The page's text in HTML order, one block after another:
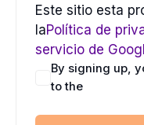
Este sitio esta
laPolítica de
servicio de
By signing up,
to the